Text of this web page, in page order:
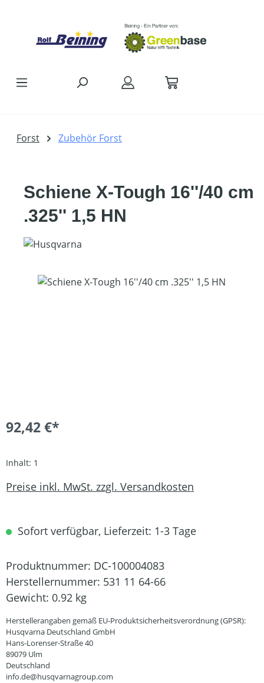
Forst Zubehör Forst
Schiene X-Tough 16''/40 cm
.325'' 1,5 HN
Bildergalerie überspringen
92,42 €*
Inhalt: 1
Preise inkl. MwSt. zzgl. Versandkosten
Sofort verfügbar, Lieferzeit: 1-3 Tage
Produktnummer: DC-100004083
Herstellernummer: 531 11 64-66
Gewicht: 0.92 kg
Herstellerangaben gemäß EU-Produktsicherheitsverordnung (GPSR):
Husqvarna Deutschland GmbH
Hans-Lorenser-Straße 40
89079 Ulm
Deutschland
info.de@husqvarnagroup.com